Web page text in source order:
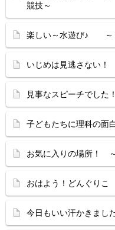
競技～
楽しい～水遊び♪ ～
いじめは見逃さない
見事なスピーチでし
子どもたちに理科の面
お気に入りの場所！
おはよう！どんぐり
今日もいい汗かきま